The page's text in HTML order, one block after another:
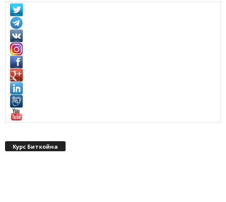
Курс Биткойна